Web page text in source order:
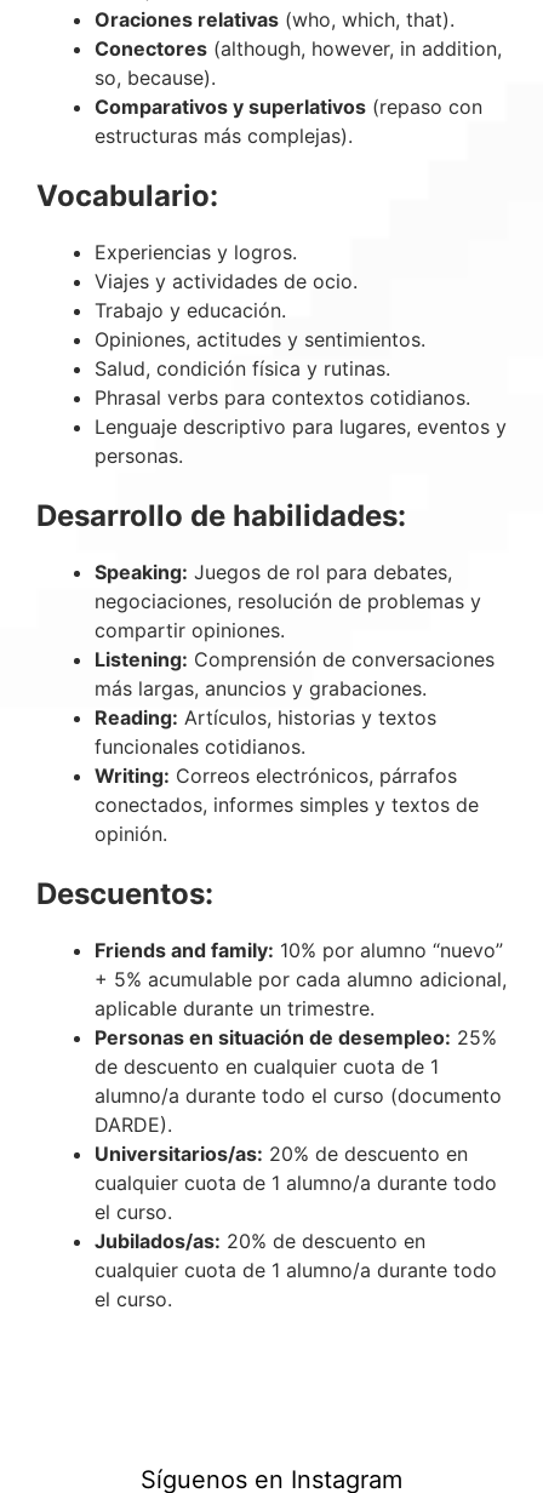
Oraciones relativas (who, which, that).
Conectores (although, however, in addition,
so, because).
Comparativos y superlativos (repaso con
estructuras más complejas).
Vocabulario:
Experiencias y logros.
Viajes y actividades de ocio.
Trabajo y educación.
Opiniones, actitudes y sentimientos.
Salud, condición física y rutinas.
Phrasal verbs para contextos cotidianos.
Lenguaje descriptivo para lugares, eventos y
personas.
Desarrollo de habilidades:
Speaking: Juegos de rol para debates,
negociaciones, resolución de problemas y
compartir opiniones.
Listening: Comprensión de conversaciones
más largas, anuncios y grabaciones.
Reading: Artículos, historias y textos
funcionales cotidianos.
Writing: Correos electrónicos, párrafos
conectados, informes simples y textos de
opinión.
Descuentos:
Friends and family: 10% por alumno “nuevo”
+ 5% acumulable por cada alumno adicional,
aplicable durante un trimestre.
Personas en situación de desempleo: 25%
de descuento en cualquier cuota de 1
alumno/a durante todo el curso (documento
DARDE).
Universitarios/as: 20% de descuento en
cualquier cuota de 1 alumno/a durante todo
el curso.
Jubilados/as: 20% de descuento en
cualquier cuota de 1 alumno/a durante todo
el curso.
Síguenos en Instagram